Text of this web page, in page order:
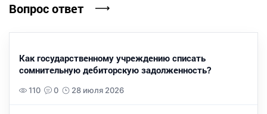
Вопрос ответ
Как государственному учреждению списать
сомнительную дебиторскую задолженность?
110 0 28 июля 2026